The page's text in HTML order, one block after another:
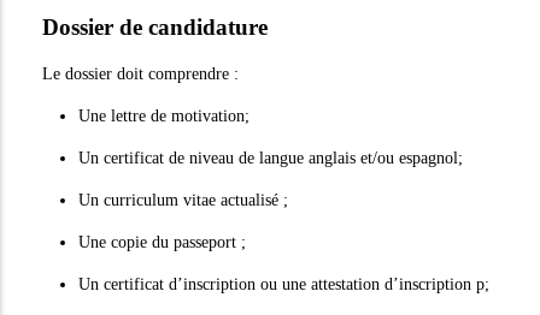
Dossier de candidature
Le dossier doit comprendre :
Une lettre de motivation;
Un certificat de niveau de langue anglais et/ou espagnol;
Un curriculum vitae actualisé ;
Une copie du passeport ;
Un certificat d’inscription ou une attestation d’inscription p;